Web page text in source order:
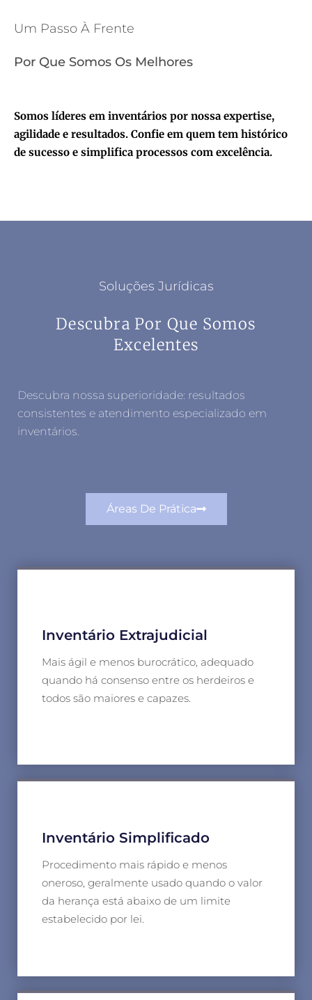
Um Passo À Frente
Por Que Somos Os Melhores
Somos líderes em inventários por nossa expertise,
agilidade e resultados. Confie em quem tem histórico
de sucesso e simplifica processos com excelência.
Soluções Jurídicas
Descubra Por Que Somos
Excelentes
Descubra nossa superioridade: resultados
consistentes e atendimento especializado em
inventários.
Áreas De Prática
Inventário Extrajudicial
Mais ágil e menos burocrático, adequado
quando há consenso entre os herdeiros e
todos são maiores e capazes.
Inventário Simplificado
Procedimento mais rápido e menos
oneroso, geralmente usado quando o valor
da herança está abaixo de um limite
estabelecido por lei.